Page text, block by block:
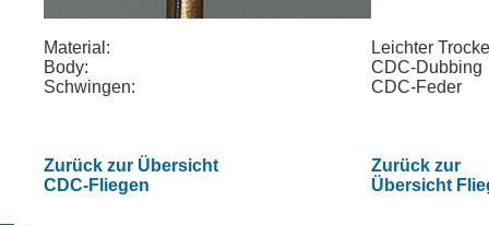
Material:
Leichter
Body:
CDC-Dubbing
Schwingen:
CDC-Feder
Zurück zur Übersicht
CDC-Fliegen
Zurück zur
Übersicht